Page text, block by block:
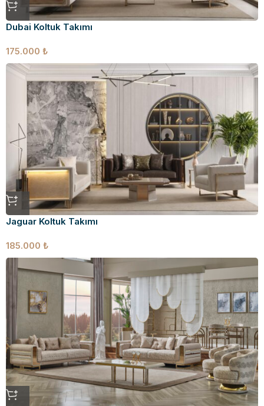
Dubai Koltuk Takımı
175.000 ₺
Jaguar Koltuk Takımı
185.000 ₺